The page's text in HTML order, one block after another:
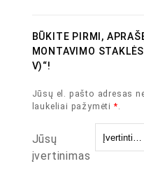
BŪKITE PIRMI,
MONTAVIMO
V)“!
Jūsų el. pašto adresas
laukeliai pažymėti *.
Jūsų
įvertinimas